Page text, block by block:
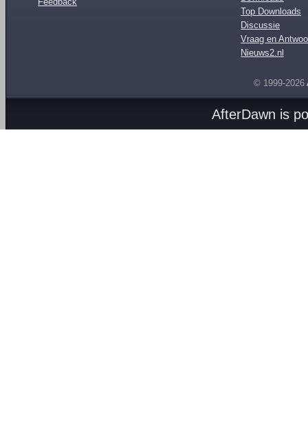
Top Downloads
Discussie
Vraag en
Nieuws2.nl
© 1999-2026
AfterDawn is